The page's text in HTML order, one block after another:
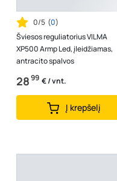
0/5 (0)
Šviesos reguliatorius VILMA
XP500 Armp Led, įleidžiamas,
antracito spalvos
2899 € / vnt.
Į krepšelį